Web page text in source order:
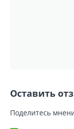
Оставить
Поделитесь